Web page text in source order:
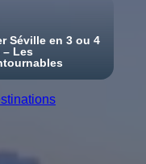
Séville en 3 ou 4
Les